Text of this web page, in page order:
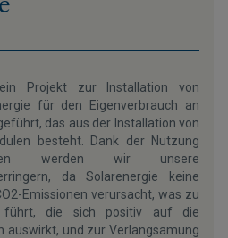
Projekt zur Installation von
für den Eigenverbrauch an
das aus der Installation von
besteht. Dank der Nutzung
werden wir unsere
da Solarenergie keine
Emissionen verursacht, was zu
führt, die sich positiv auf die
auswirkt, und zur Verlangsamung